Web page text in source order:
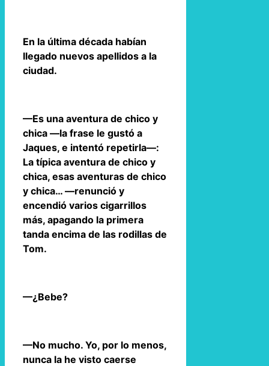
En la última década habían
llegado nuevos apellidos a la
ciudad.
—Es una aventura de chico y
chica —la frase le gustó a
Jaques, e intentó repetirla—:
La típica aventura de chico y
chica, esas aventuras de chico
y chica… —renunció y
encendió varios cigarrillos
más, apagando la primera
tanda encima de las rodillas de
Tom.
—¿Bebe?
—No mucho. Yo, por lo menos,
nunca la he visto caerse